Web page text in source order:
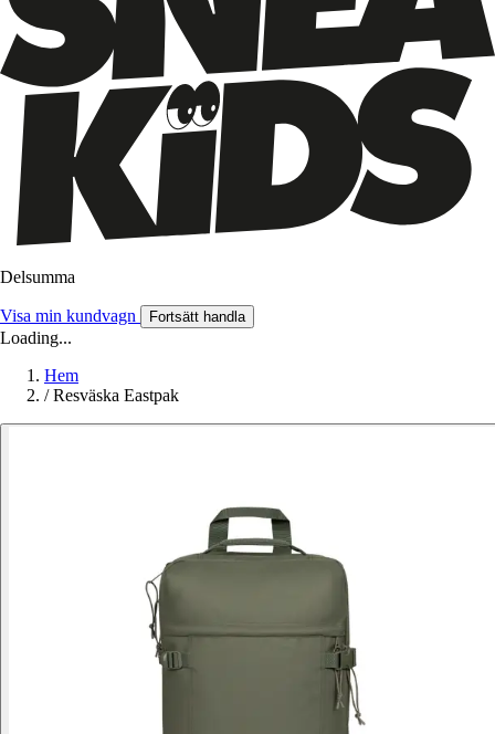
Delsumma
Visa min kundvagn Fortsätt handla
Loading...
Hem
/ Resväska Eastpak